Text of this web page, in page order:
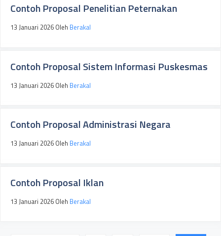
Contoh Proposal Penelitian Peternakan
13 Januari 2026 Oleh Berakal
Contoh Proposal Sistem Informasi Puskesmas
13 Januari 2026 Oleh Berakal
Contoh Proposal Administrasi Negara
13 Januari 2026 Oleh Berakal
Contoh Proposal Iklan
13 Januari 2026 Oleh Berakal